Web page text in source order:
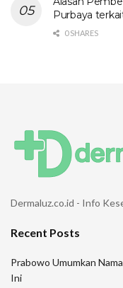
Purbaya
0 SHARES
Dermaluz.co.id - Info
Recent Posts
Prabowo Umumkan
Ini